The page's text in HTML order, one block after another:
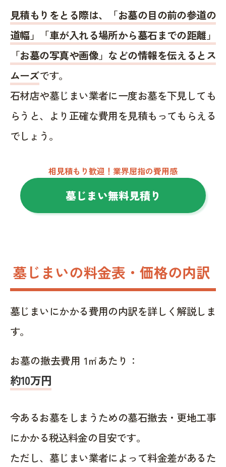
見積もりをとる際は、「お墓の目の前の参道の
道幅」「車が入れる場所から墓石までの距離」
「お墓の写真や画像」などの情報を伝えるとス
ムーズです。
石材店や墓じまい業者に一度お墓を下見しても
らうと、より正確な費用を見積もってもらえる
でしょう。
相見積もり歓迎！業界屈指の費用感
墓じまい無料見積り
墓じまいの料金表・価格の内訳
墓じまいにかかる費用の内訳を詳しく解説しま
す。
お墓の撤去費用 1㎡あたり：
約10万円
今あるお墓をしまうための墓石撤去・更地工事
にかかる税込料金の目安です。
ただし、墓じまい業者によって料金差があるた